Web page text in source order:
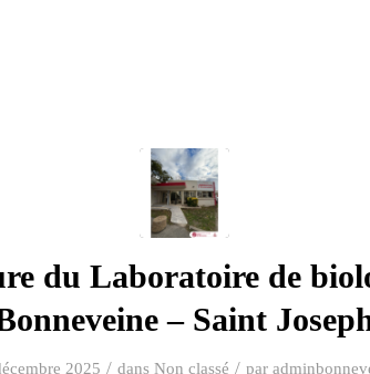
du Laboratoire de
– Saint
2025 / dans Non classé / par